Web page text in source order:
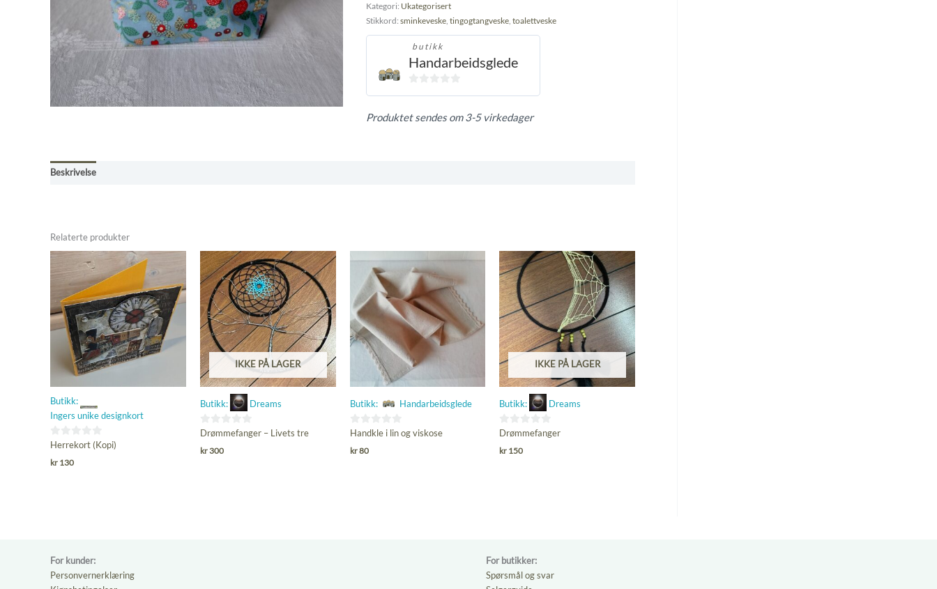
Kategori: Ukategorisert
Stikkord:sminkeveske ,tingogtangveske ,toalettveske
butikk
Handarbeidsglede
av
Produktet sendes om 3-5 virkedager
Beskrivelse
Relaterte produkter
Butikk:
Ingers unike designkort
0
ut
Herrekort (Kopi)
kr 130
IKKE PÅ LAGER
Butikk: Dreams
0
ut
Drømmefanger – Livets tre
kr300
Butikk: Handarbeidsglede
0
ut
Handkle i lin og viskose
kr80
IKKE PÅ LAGER
Butikk: Dreams
0
ut
Drømmefanger
kr 150
For kunder:
Personvernerklæring
For butikker:
Spørsmål og svar